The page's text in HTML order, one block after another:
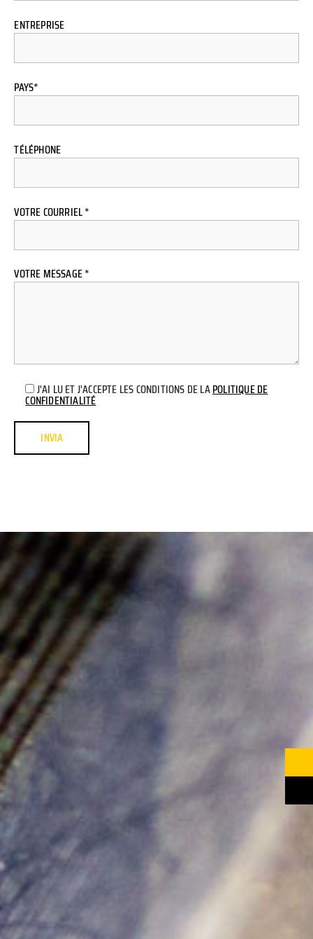
ENTREPRISE
PAYS*
TÉLÉPHONE
VOTRE COURRIEL *
VOTRE MESSAGE *
J'AI LU ET J'ACCEPTE LES CONDITIONS DE LAPOLITIQUE DE
CONFIDENTIALITÉ